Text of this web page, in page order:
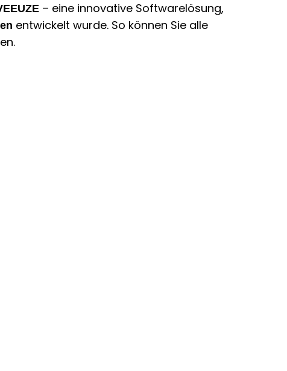
– eine innovative Softwarelösung,
entwickelt wurde. So können Sie alle